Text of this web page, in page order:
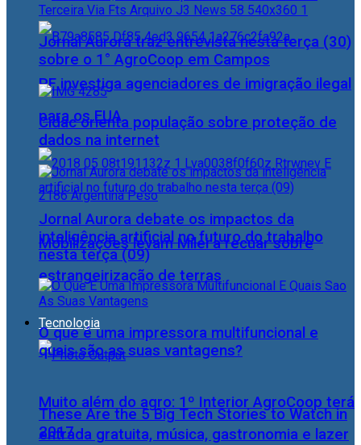
PF investiga agenciadores de imigração ilegal
para os EUA
Mobilizações levam Milei a recuar sobre
estrangeirização de terras
Tecnologia
Muito além do agro: 1º Interior AgroCoop terá
entrada gratuita, música, gastronomia e lazer
Jornal Aurora traz entrevista nesta terça (30)
sobre o 1° AgroCoop em Campos
Cidac orienta população sobre proteção de
dados na internet
Jornal Aurora debate os impactos da
inteligência artificial no futuro do trabalho
nesta terça (09)
O que é uma impressora multifuncional e
quais são as suas vantagens?
These Are the 5 Big Tech Stories to Watch in
2017